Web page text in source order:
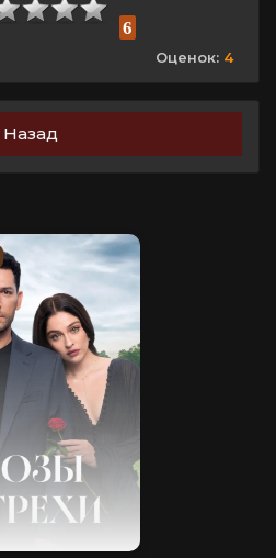
6
Оценок: 4
Назад